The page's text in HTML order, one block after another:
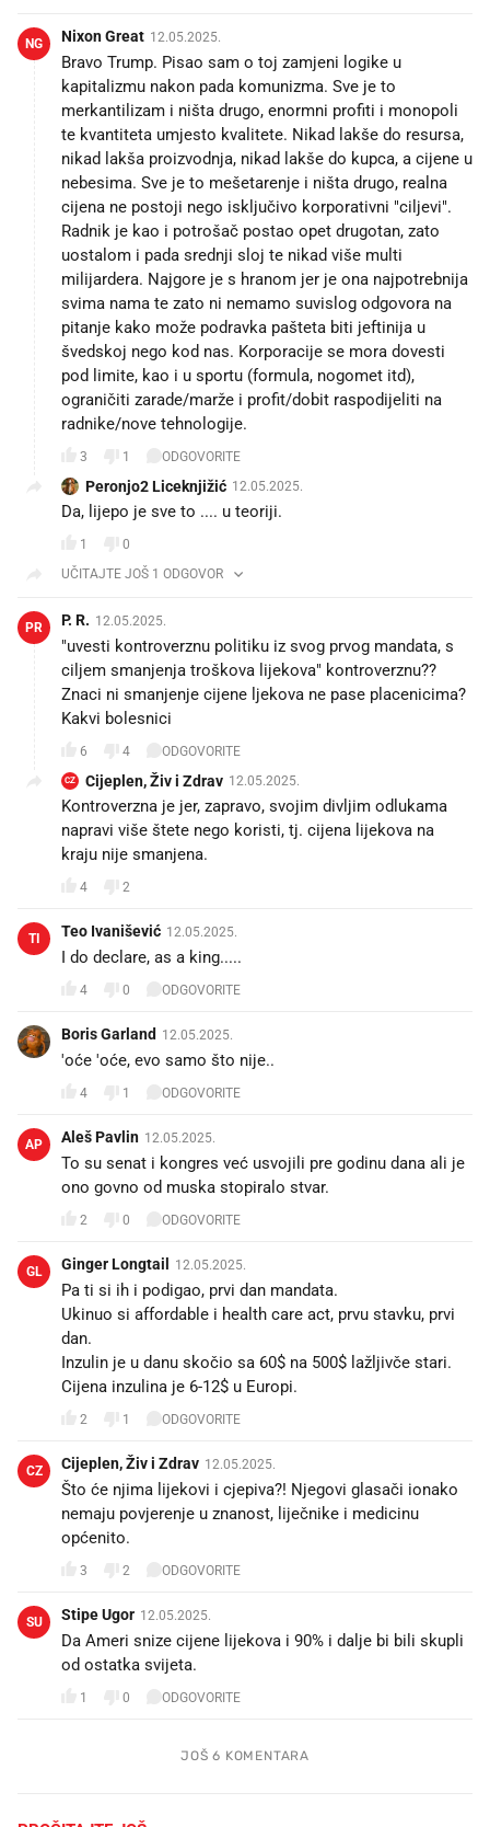
NG Nixon Great 12.05.2025.
Bravo Trump. Pisao sam o toj zamjeni logike u
kapitalizmu nakon pada komunizma. Sve je to
merkantilizam i ništa drugo, enormni profiti i monopoli
te kvantiteta umjesto kvalitete. Nikad lakše do resursa,
nikad lakša proizvodnja, nikad lakše do kupca, a cijene u
nebesima. Sve je to mešetarenje i ništa drugo, realna
cijena ne postoji nego isključivo korporativni "ciljevi".
Radnik je kao i potrošač postao opet drugotan, zato
uostalom i pada srednji sloj te nikad više multi
milijardera. Najgore je s hranom jer je ona najpotrebnija
svima nama te zato ni nemamo suvislog odgovora na
pitanje kako može podravka pašteta biti jeftinija u
švedskoj nego kod nas. Korporacije se mora dovesti
pod limite, kao i u sportu (formula, nogomet itd),
ograničiti zarade/marže i profit/dobit raspodijeliti na
radnike/nove tehnologije.
3 1 ODGOVORITE
Peronjo2 Liceknjižić 12.05.2025.
Da, lijepo je sve to .... u teoriji.
1
0
UČITAJTE JOŠ 1 ODGOVOR
PR P. R. 12.05.2025.
"uvesti kontroverznu politiku iz svog prvog mandata, s
ciljem smanjenja troškova lijekova" kontroverznu??
Znaci ni smanjenje cijene ljekova ne pase placenicima?
Kakvi bolesnici
6 4 ODGOVORITE
CZ Cijeplen, Živ i Zdrav 12.05.2025.
Kontroverzna je jer, zapravo, svojim divljim odlukama
napravi više štete nego koristi, tj. cijena lijekova na
kraju nije smanjena.
4 2
TI Teo Ivanišević 12.05.2025.
I do declare, as a king.....
4 0 ODGOVORITE
Boris Garland 12.05.2025.
'oće 'oće, evo samo što nije..
4 1 ODGOVORITE
AP Aleš Pavlin 12.05.2025.
To su senat i kongres već usvojili pre godinu dana ali je
ono govno od muska stopiralo stvar.
2 0 ODGOVORITE
GL Ginger Longtail 12.05.2025.
Pa ti si ih i podigao, prvi dan mandata.
Ukinuo si affordable i health care act, prvu stavku, prvi
dan.
Inzulin je u danu skočio sa 60$ na 500$ lažljivče stari.
Cijena inzulina je 6-12$ u Europi.
2 1 ODGOVORITE
CZ Cijeplen, Živ i Zdrav 12.05.2025.
Što će njima lijekovi i cjepiva?! Njegovi glasači ionako
nemaju povjerenje u znanost, liječnike i medicinu
općenito.
3 2 ODGOVORITE
SU Stipe Ugor 12.05.2025.
Da Ameri snize cijene lijekova i 90% i dalje bi bili skupli
od ostatka svijeta.
1 0 ODGOVORITE
JOŠ 6 KOMENTARA